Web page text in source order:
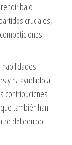
bajo
cruciales,
habilidades
y ha ayudado a
contribuciones
también han
del equipo